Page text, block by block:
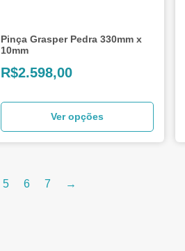
Pinça Grasper Pedra 330mm x
10mm
R$2.598,00
Ver opções
5 6 7 →